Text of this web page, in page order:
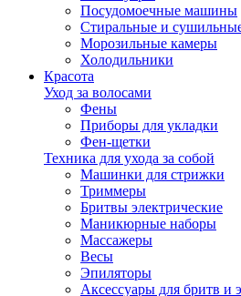
Посудомоечные машины
Стиральные и
Морозильные камеры
Холодильники
Красота
Уход за волосами
Фены
Приборы для укладки
Фен-щетки
Техника для ухода за собой
Машинки для стрижки
Триммеры
Бритвы электрические
Маникюрные наборы
Массажеры
Весы
Эпиляторы
Аксессуары для бритв и